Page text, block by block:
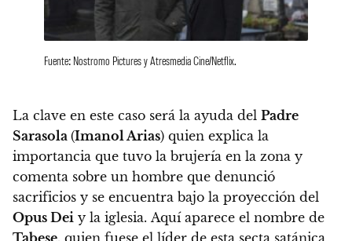
Fuente: Nostromo Pictures y Atresmedia Cine/Netflix.
La clave en este caso será la ayuda del Padre
Sarasola (Imanol Arias) quien explica la
importancia que tuvo la brujería en la zona y
comenta sobre un hombre que denunció
sacrificios y se encuentra bajo la proyección del
Opus Dei y la iglesia. Aquí aparece el nombre de
Tabese, quien fuese el líder de esta secta satánica